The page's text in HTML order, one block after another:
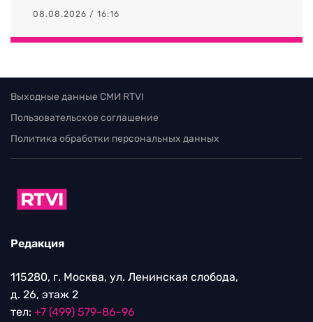
08.08.2026 / 16:16
Выходные данные СМИ RTVI
Пользовательское соглашение
Политика обработки персональных данных
Редакция
115280, г. Москва, ул. Ленинская слобода,
д. 26, этаж 2
тел: +7 (499) 579-86-96